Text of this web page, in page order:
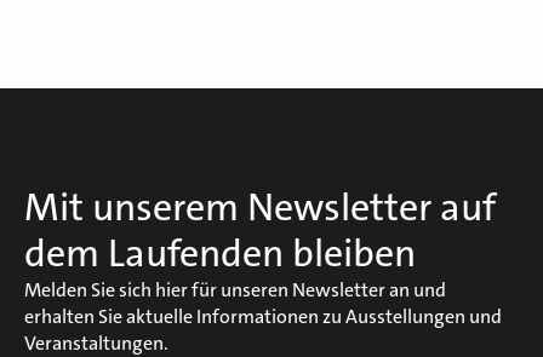
Mit unserem Newsletter auf
dem Laufenden bleiben
Melden Sie sich hier für unseren Newsletter an und
erhalten Sie aktuelle Informationen zu Ausstellungen und
Veranstaltungen.